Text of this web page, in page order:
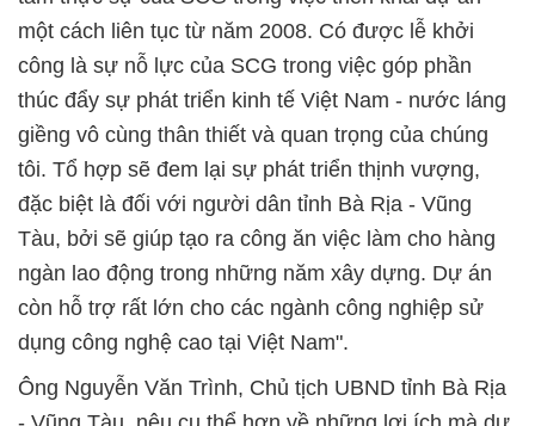
một cách liên tục từ năm 2008. Có được lễ khởi
công là sự nỗ lực của SCG trong việc góp phần
thúc đẩy sự phát triển kinh tế Việt Nam - nước láng
giềng vô cùng thân thiết và quan trọng của chúng
tôi. Tổ hợp sẽ đem lại sự phát triển thịnh vượng,
đặc biệt là đối với người dân tỉnh Bà Rịa - Vũng
Tàu, bởi sẽ giúp tạo ra công ăn việc làm cho hàng
ngàn lao động trong những năm xây dựng. Dự án
còn hỗ trợ rất lớn cho các ngành công nghiệp sử
dụng công nghệ cao tại Việt Nam".
Ông Nguyễn Văn Trình, Chủ tịch UBND tỉnh Bà Rịa